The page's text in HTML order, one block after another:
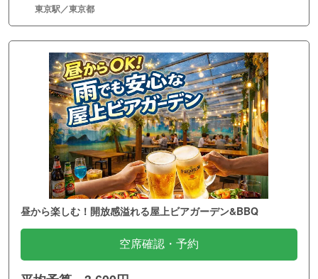
東京駅／東京都
昼から楽しむ！開放感溢れる屋上ビアガーデン&BBQ
空席確認・予約